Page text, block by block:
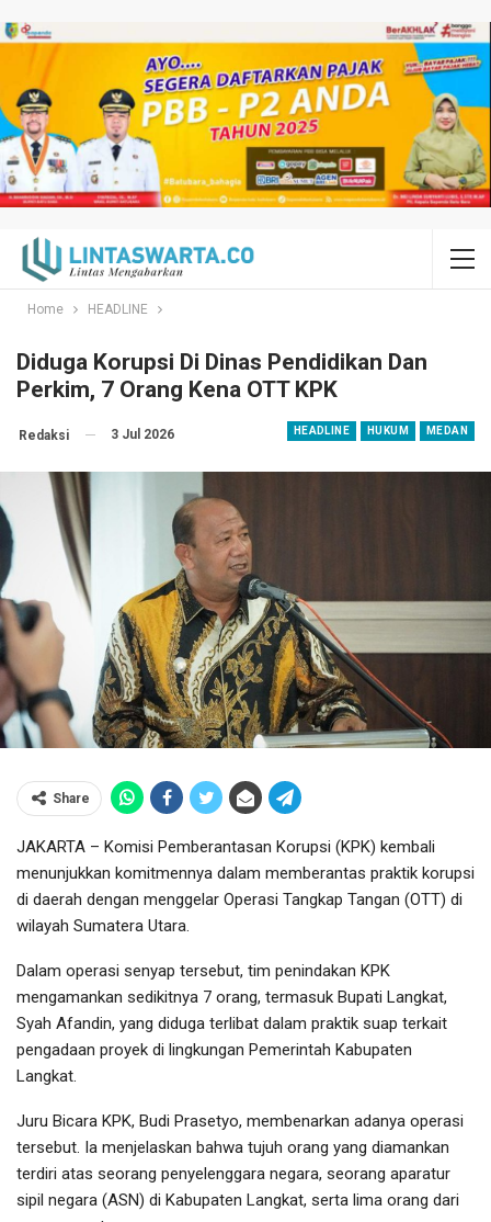
Home HEADLINE
Diduga Korupsi Di Dinas Pendidikan Dan
Perkim, 7 Orang Kena OTT KPK
HEADLINE HUKUM MEDAN
Redaksi 3 Jul 2026
Share
JAKARTA – Komisi Pemberantasan Korupsi (KPK) kembali
menunjukkan komitmennya dalam memberantas praktik korupsi
di daerah dengan menggelar Operasi Tangkap Tangan (OTT) di
wilayah Sumatera Utara.
Dalam operasi senyap tersebut, tim penindakan KPK
mengamankan sedikitnya 7 orang, termasuk Bupati Langkat,
Syah Afandin, yang diduga terlibat dalam praktik suap terkait
pengadaan proyek di lingkungan Pemerintah Kabupaten
Langkat.
Juru Bicara KPK, Budi Prasetyo, membenarkan adanya operasi
tersebut. Ia menjelaskan bahwa tujuh orang yang diamankan
terdiri atas seorang penyelenggara negara, seorang aparatur
sipil negara (ASN) di Kabupaten Langkat, serta lima orang dari